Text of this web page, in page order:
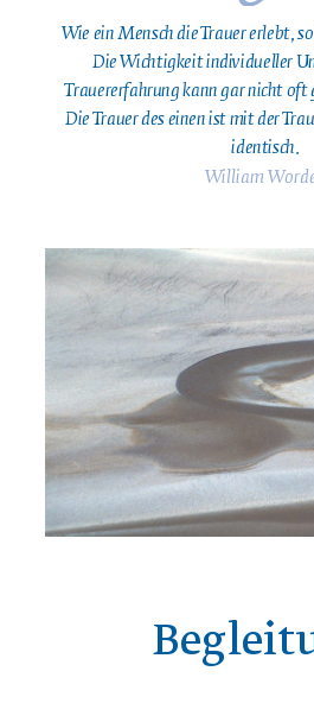
Wie ein Mensch die Trauer erlebt,
Die Wichtigkeit individueller
Trauererfahrung kann gar nicht
Die Trauer des einen ist mit der
identisch.
William